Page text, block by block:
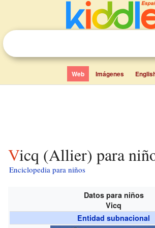
Web Imágenes
Vicq (Allier) para
Enciclopedia para niños
Datos para niños
Vicq
Entidad subnacional